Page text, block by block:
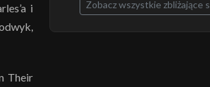
i
Their
23.11 - Warszawa, Hydrozagadka